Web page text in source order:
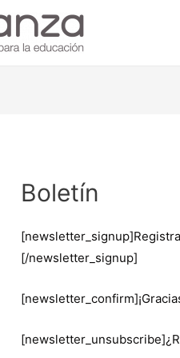
Boletín
[/newsletter_signup]